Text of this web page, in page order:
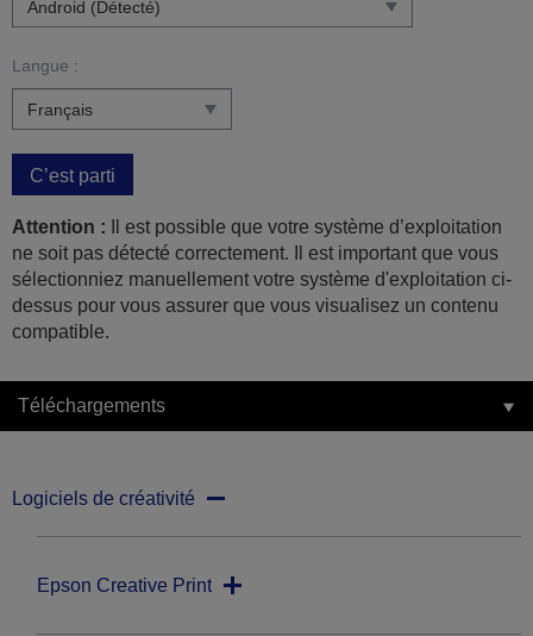
Langue :
C’est parti
Attention : Il est possible que votre système d’exploitation
ne soit pas détecté correctement. Il est important que vous
sélectionniez manuellement votre système d'exploitation ci-
dessus pour vous assurer que vous visualisez un contenu
compatible.
Téléchargements
Logiciels de créativité
Epson Creative Print